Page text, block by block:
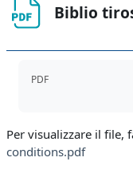
Biblio
PDF
Per visualizzare il file,
conditions.pdf